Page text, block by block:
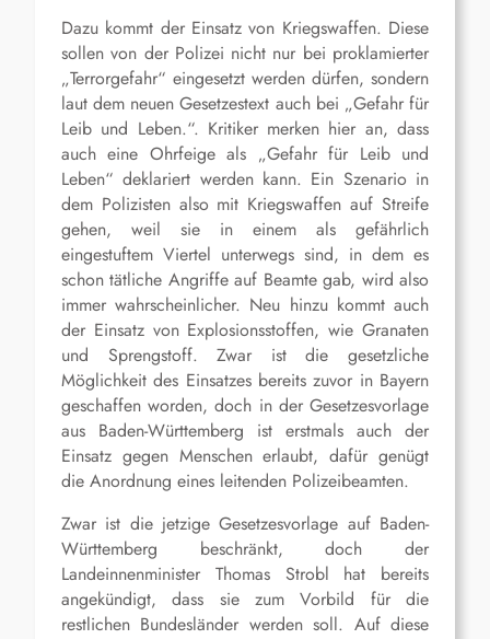
Dazu kommt der Einsatz von Kriegswaffen. Diese
sollen von der Polizei nicht nur bei proklamierter
„Terrorgefahr“ eingesetzt werden dürfen, sondern
laut dem neuen Gesetzestext auch bei „Gefahr für
Leib und Leben.“. Kritiker merken hier an, dass
auch eine Ohrfeige als „Gefahr für Leib und
Leben“ deklariert werden kann. Ein Szenario in
dem Polizisten also mit Kriegswaffen auf Streife
gehen, weil sie in einem als gefährlich
eingestuftem Viertel unterwegs sind, in dem es
schon tätliche Angriffe auf Beamte gab, wird also
immer wahrscheinlicher. Neu hinzu kommt auch
der Einsatz von Explosionsstoffen, wie Granaten
und Sprengstoff. Zwar ist die gesetzliche
Möglichkeit des Einsatzes bereits zuvor in Bayern
geschaffen worden, doch in der Gesetzesvorlage
aus Baden-Württemberg ist erstmals auch der
Einsatz gegen Menschen erlaubt, dafür genügt
die Anordnung eines leitenden Polizeibeamten.
Zwar ist die jetzige Gesetzesvorlage auf Baden-
Württemberg beschränkt, doch der
Landeinnenminister Thomas Strobl hat bereits
angekündigt, dass sie zum Vorbild für die
restlichen Bundesländer werden soll. Auf diese